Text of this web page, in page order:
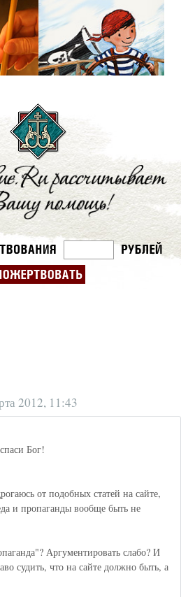
2012, 11:43
Бог!
от подобных статей на сайте,
и пропаганды вообще быть не
Аргументировать слабо? И
судить, что на сайте должно быть, а